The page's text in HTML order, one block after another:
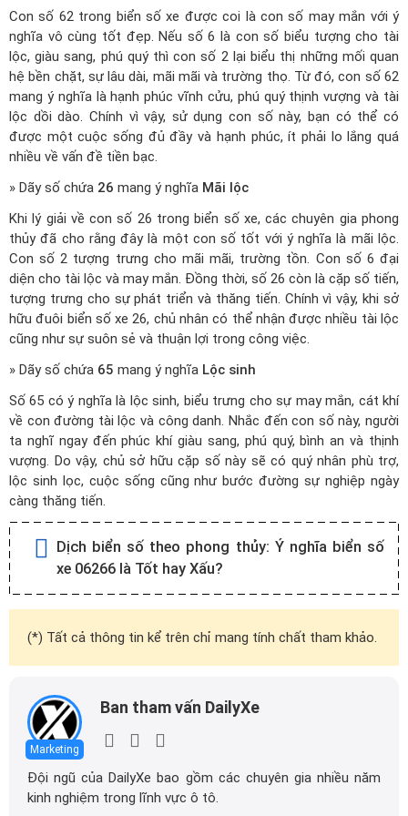
Con số 62 trong biển số xe được coi là con số may mắn với ý
nghĩa vô cùng tốt đẹp. Nếu số 6 là con số biểu tượng cho tài
lộc, giàu sang, phú quý thì con số 2 lại biểu thị những mối quan
hệ bền chặt, sự lâu dài, mãi mãi và trường thọ. Từ đó, con số 62
mang ý nghĩa là hạnh phúc vĩnh cửu, phú quý thịnh vượng và tài
lộc dồi dào. Chính vì vậy, sử dụng con số này, bạn có thể có
được một cuộc sống đủ đầy và hạnh phúc, ít phải lo lắng quá
nhiều về vấn đề tiền bạc.
» Dãy số chứa 26 mang ý nghĩa Mãi lộc
Khi lý giải về con số 26 trong biển số xe, các chuyên gia phong
thủy đã cho rằng đây là một con số tốt với ý nghĩa là mãi lộc.
Con số 2 tượng trưng cho mãi mãi, trường tồn. Con số 6 đại
diện cho tài lộc và may mắn. Đồng thời, số 26 còn là cặp số tiến,
tượng trưng cho sự phát triển và thăng tiến. Chính vì vậy, khi sở
hữu đuôi biển số xe 26, chủ nhân có thể nhận được nhiều tài lộc
cũng như sự suôn sẻ và thuận lợi trong công việc.
» Dãy số chứa 65 mang ý nghĩa Lộc sinh
Số 65 có ý nghĩa là lộc sinh, biểu trưng cho sự may mắn, cát khí
về con đường tài lộc và công danh. Nhắc đến con số này, người
ta nghĩ ngay đến phúc khí giàu sang, phú quý, bình an và thịnh
vượng. Do vậy, chủ sở hữu cặp số này sẽ có quý nhân phù trợ,
lộc sinh lọc, cuộc sống cũng như bước đường sự nghiệp ngày
càng thăng tiến.
Dịch biển số theo phong thủy: Ý nghĩa biển số
xe 06266 là Tốt hay Xấu?
(*) Tất cả thông tin kể trên chỉ mang tính chất tham khảo.
Marketing
Ban tham vấn DailyXe
Đội ngũ của DailyXe bao gồm các chuyên gia nhiều năm
kinh nghiệm trong lĩnh vực ô tô.